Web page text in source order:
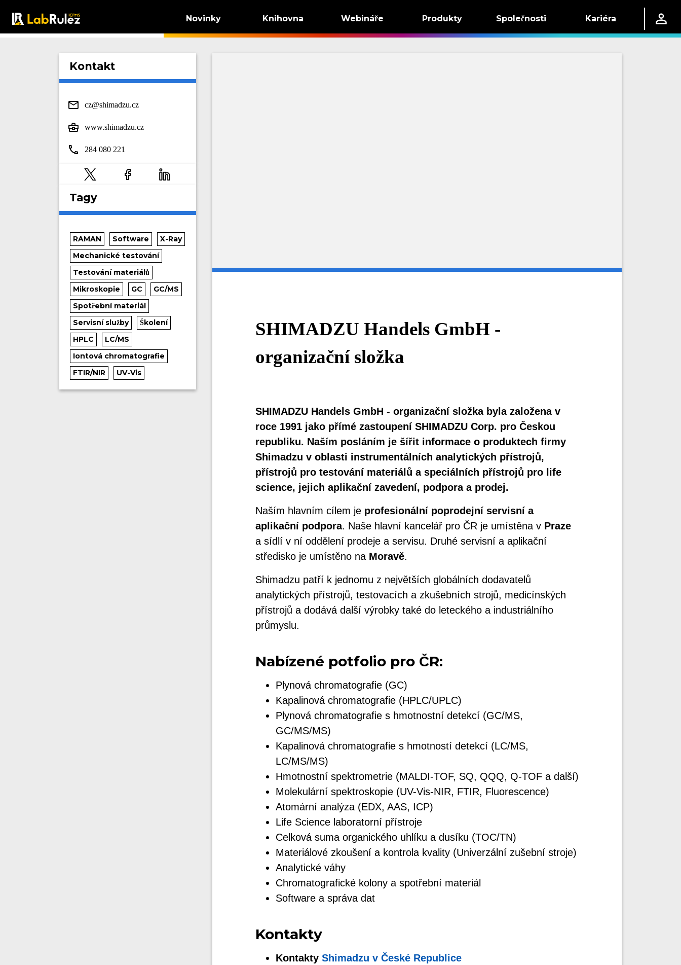
Novinky Knihovna Webináře Produkty Společnosti Kariéra
Kontakt
cz@shimadzu.cz
www.shimadzu.cz
284 080 221
Tagy
RAMAN Software
X-Ray
Mechanické testování
Testování materiálů
Mikroskopie
GC
GC/MS
Spotřební materiál
Servisní služby
Školení
HPLC
LC/MS
Iontová chromatografie
FTIR/NIR
UV-Vis
SHIMADZU Handels GmbH -
organizační složka
SHIMADZU Handels GmbH - organizační složka byla založena v
roce 1991 jako přímé zastoupení SHIMADZU Corp. pro Českou
republiku. Naším posláním je šířit informace o produktech firmy
Shimadzu v oblasti instrumentálních analytických přístrojů,
přístrojů pro testování materiálů a speciálních přístrojů pro life
science, jejich aplikační zavedení, podpora a prodej.
Naším hlavním cílem je profesionální poprodejní servisní a
aplikační podpora. Naše hlavní kancelář pro ČR je umístěna v Praze
a sídlí v ní oddělení prodeje a servisu. Druhé servisní a aplikační
středisko je umístěno na Moravě.
Shimadzu patří k jednomu z největších globálních dodavatelů
analytických přístrojů, testovacích a zkušebních strojů, medicínských
přístrojů a dodává další výrobky také do leteckého a industriálního
průmyslu.
Nabízené potfolio pro ČR:
Plynová chromatografie (GC)
Kapalinová chromatografie (HPLC/UPLC)
Plynová chromatografie s hmotnostní detekcí (GC/MS,
GC/MS/MS)
Kapalinová chromatografie s hmotností detekcí (LC/MS,
LC/MS/MS)
Hmotnostní spektrometrie (MALDI-TOF, SQ, QQQ, Q-TOF a další)
Molekulární spektroskopie (UV-Vis-NIR, FTIR, Fluorescence)
Atomární analýza (EDX, AAS, ICP)
Life Science laboratorní přístroje
Celková suma organického uhlíku a dusíku (TOC/TN)
Materiálové zkoušení a kontrola kvality (Univerzální zušební stroje)
Analytické váhy
Chromatografické kolony a spotřební materiál
Software a správa dat
Kontakty
Kontakty Shimadzu v České Republice